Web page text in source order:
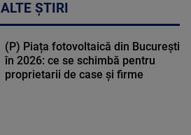
ALTE ȘTIRI
(P) Piața fotovoltaică din București
în 2026: ce se schimbă pentru
proprietarii de case și firme